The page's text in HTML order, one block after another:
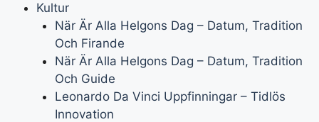
Kultur
När Är Alla Helgons Dag – Datum, Tradition
Och Firande
När Är Alla Helgons Dag – Datum, Tradition
Och Guide
Leonardo Da Vinci Uppfinningar – Tidlös
Innovation